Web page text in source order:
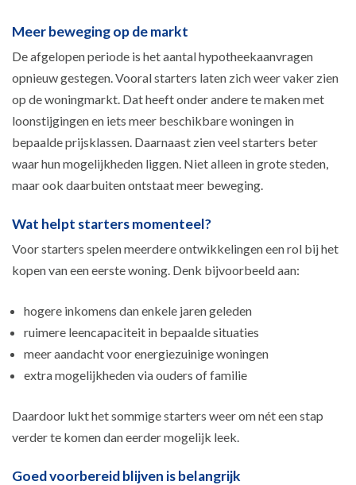
Meer beweging op de markt
De afgelopen periode is het aantal hypotheekaanvragen
opnieuw gestegen. Vooral starters laten zich weer vaker zien
op de woningmarkt. Dat heeft onder andere te maken met
loonstijgingen en iets meer beschikbare woningen in
bepaalde prijsklassen. Daarnaast zien veel starters beter
waar hun mogelijkheden liggen. Niet alleen in grote steden,
maar ook daarbuiten ontstaat meer beweging.
Wat helpt starters momenteel?
Voor starters spelen meerdere ontwikkelingen een rol bij het
kopen van een eerste woning. Denk bijvoorbeeld aan:
hogere inkomens dan enkele jaren geleden
ruimere leencapaciteit in bepaalde situaties
meer aandacht voor energiezuinige woningen
extra mogelijkheden via ouders of familie
Daardoor lukt het sommige starters weer om nét een stap
verder te komen dan eerder mogelijk leek.
Goed voorbereid blijven is belangrijk